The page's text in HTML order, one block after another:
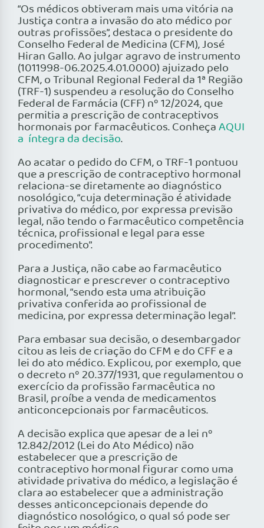
“Os médicos obtiveram mais uma vitória na
Justiça contra a invasão do ato médico por
outras profissões”, destaca o presidente do
Conselho Federal de Medicina (CFM), José
Hiran Gallo. Ao julgar agravo de instrumento
(1011998-06.2025.4.01.0000) ajuizado pelo
CFM, o Tribunal Regional Federal da 1ª Região
(TRF-1) suspendeu a resolução do Conselho
Federal de Farmácia (CFF) nº 12/2024, que
permitia a prescrição de contraceptivos
hormonais por farmacêuticos. ConheçaAQUI
a íntegra da decisão.
Ao acatar o pedido do CFM, o TRF-1 pontuou
que a prescrição de contraceptivo hormonal
relaciona-se diretamente ao diagnóstico
nosológico, “cuja determinação é atividade
privativa do médico, por expressa previsão
legal, não tendo o farmacêutico competência
técnica, profissional e legal para esse
procedimento”.
Para a Justiça, não cabe ao farmacêutico
diagnosticar e prescrever o contraceptivo
hormonal, “sendo esta uma atribuição
privativa conferida ao profissional de
medicina, por expressa determinação legal”.
Para embasar sua decisão, o desembargador
citou as leis de criação do CFM e do CFF e a
lei do ato médico. Explicou, por exemplo, que
o decreto nº 20.377/1931, que regulamentou o
exercício da profissão farmacêutica no
Brasil, proíbe a venda de medicamentos
anticoncepcionais por farmacêuticos.
A decisão explica que apesar de a lei nº
12.842/2012 (Lei do Ato Médico) não
estabelecer que a prescrição de
contraceptivo hormonal figurar como uma
atividade privativa do médico, a legislação é
clara ao estabelecer que a administração
desses anticoncepcionais depende do
diagnóstico nosológico, o qual só pode ser